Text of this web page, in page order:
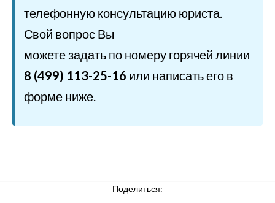
телефонную консультацию юриста.
Свой вопрос Вы
можете задать по номеру горячей линии
8 (499) 113-25-16 или написать его в
форме ниже.
Поделиться: